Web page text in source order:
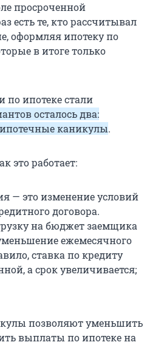
просроченной
есть те, кто рассчитывал
оформляя ипотеку по
в итоге только
по ипотеке стали
осталось два:
каникулы.
это работает:
— это изменение условий
договора.
на бюджет заемщика
ежемесячного
ставка по кредиту
а срок увеличивается;
позволяют уменьшить
выплаты по ипотеке на